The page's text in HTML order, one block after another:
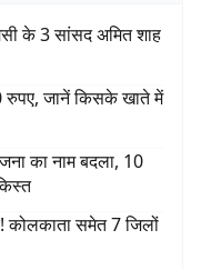
के 3 सांसद अमित शाह
रुपए, जानें किसके खाते में
का नाम बदला, 10
कोलकाता समेत 7 जिलों